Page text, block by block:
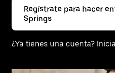
Regístrate para hacer
Springs
¿Ya tienes una cuenta?